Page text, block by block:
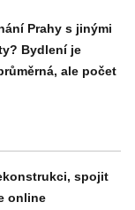
Prahy s jinými
Bydlení je
ale počet
spojit
online